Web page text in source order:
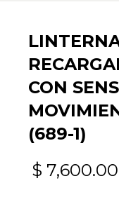
CON
(689-1)
$ 7,600.00